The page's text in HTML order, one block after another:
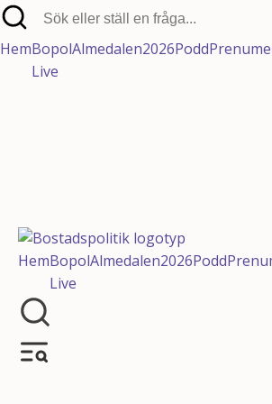
HemBopol
Live
Almedalen2026Podd
Följ
HemBopol
Live
Almedalen2026Podd